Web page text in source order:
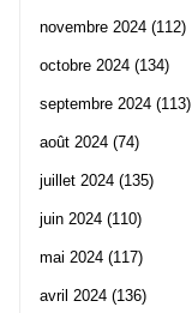
novembre 2024 (112)
octobre 2024 (134)
septembre 2024 (113)
août 2024 (74)
juillet 2024 (135)
juin 2024 (110)
mai 2024 (117)
avril 2024 (136)